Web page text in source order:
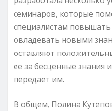
семинаров, которые
специалистам
овладевать новыми
оставляют
ее за бесценные знания
передает им.
В общем, Полина